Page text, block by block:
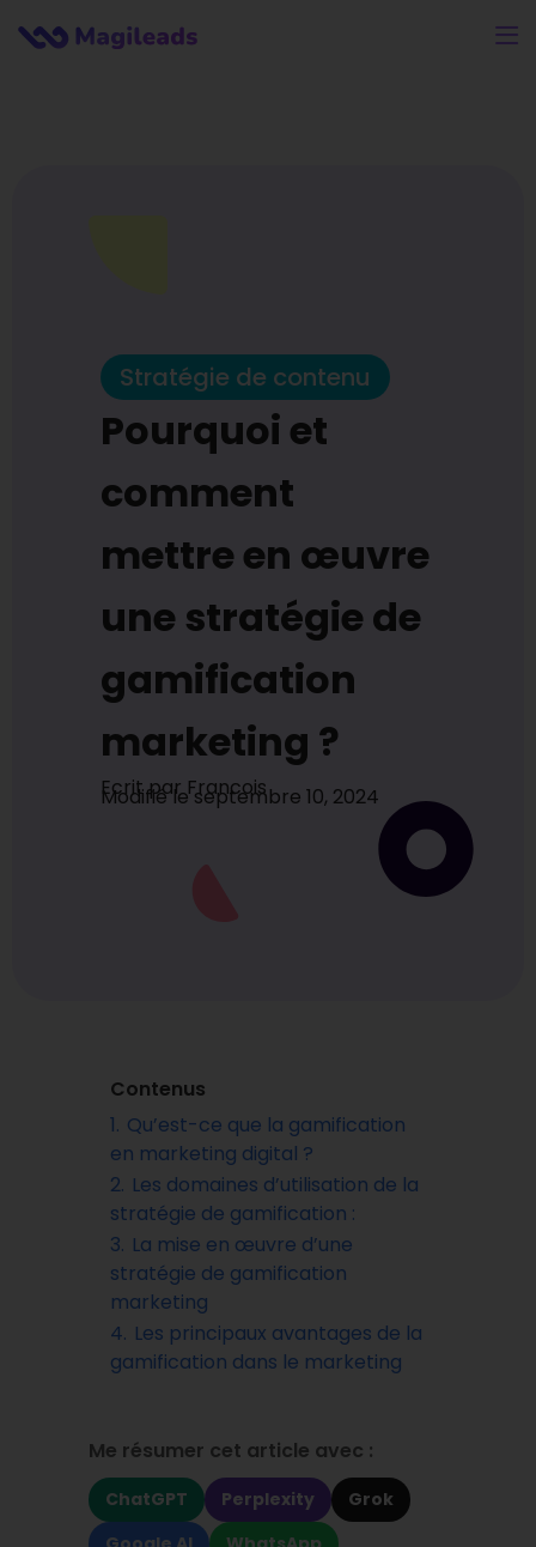
Stratégie de contenu
Pourquoi et
comment
mettre en œuvre
une stratégie de
gamification
marketing ?
Ecrit parFrancois
Modifié le septembre 10, 2024
Contenus
1. Qu’est-ce que la gamification
en marketing digital ?
2. Les domaines d’utilisation de la
stratégie de gamification :
3. La mise en œuvre d’une
stratégie de gamification
marketing
4. Les principaux avantages de la
gamification dans le marketing
Me résumer cet article avec :
ChatGPT Perplexity
Grok